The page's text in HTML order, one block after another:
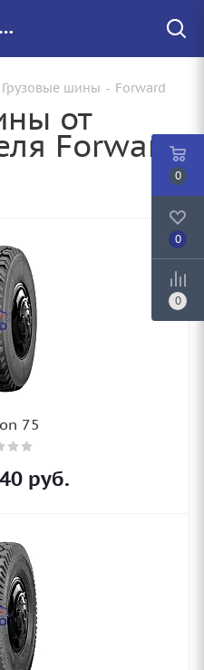
Грузовые шины Forward купить в Балашове, цены на резину Forward для грузовиков
Грузовые шины - Forward
от
Forward
75
руб.
0
0
0